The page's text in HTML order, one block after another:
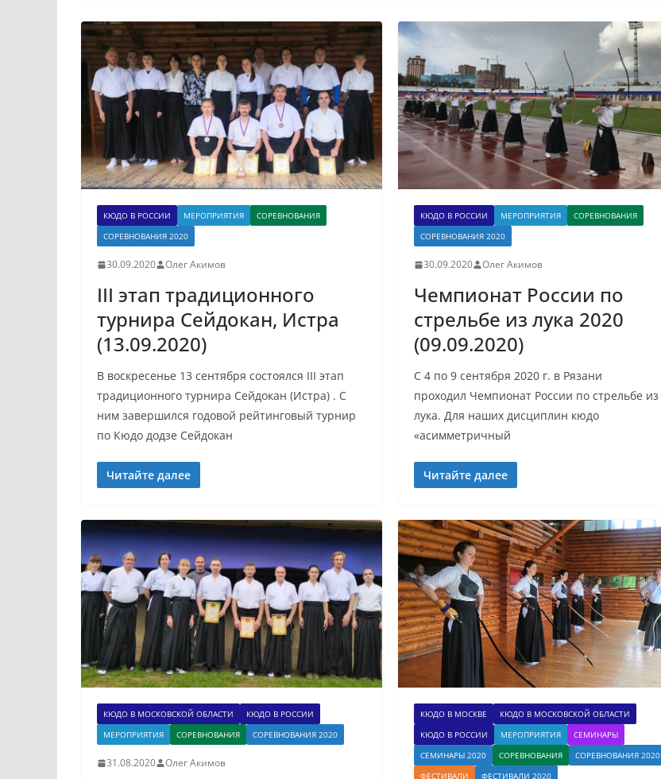
КЮДО В РОССИИ МЕРОПРИЯТИЯ
СОРЕВНОВАНИЯ
СОРЕВНОВАНИЯ 2020
30.09.2020 Олег Акимов
III этап традиционного
турнира Сейдокан, Истра
(13.09.2020)
В воскресенье 13 сентября состоялся III этап
традиционного турнира Сейдокан (Истра) . С
ним завершился годовой рейтинговый турнир
по Кюдо додзе Сейдокан
Читайте далее
КЮДО В РОССИИ МЕРОПРИЯТИЯ
СОРЕВНОВАНИЯ
СОРЕВНОВАНИЯ 2020
30.09.2020 Олег Акимов
Чемпионат России по
стрельбе из лука 2020
(09.09.2020)
С 4 по 9 сентября 2020 г. в Рязани
проходил Чемпионат России по стрельбе из
лука. Для наших дисциплин кюдо
«асимметричный
Читайте далее
КЮДО В МОСКОВСКОЙ ОБЛАСТИ
КЮДО В РОССИИ
МЕРОПРИЯТИЯ
СОРЕВНОВАНИЯ СОРЕВНОВАНИЯ 2020
31.08.2020 Олег Акимов
КЮДО В МОСКВЕ
КЮДО В МОСКОВСКОЙ ОБЛАСТИ
КЮДО В РОССИИ
МЕРОПРИЯТИЯ
СЕМИНАРЫ
СЕМИНАРЫ 2020
СОРЕВНОВАНИЯ
СОРЕВНОВАНИЯ 2020
ФЕСТИВАЛИ
ФЕСТИВАЛИ 2020